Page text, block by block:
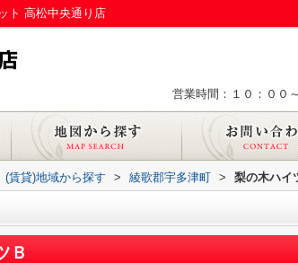
ト 高松中央通り店
営業時間：１０：００
(賃貸)地域から探す > 綾歌郡宇多津町 > 梨の木ハイ
Ｂ